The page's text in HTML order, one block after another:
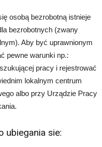
osobą bezrobotną istnieje
bezrobotnych (zwany
Aby być uprawnionym
pewne warunki np.:
pracy i rejestrować
lokalnym centrum
albo przy Urządzie Pracy
ubiegania sie: